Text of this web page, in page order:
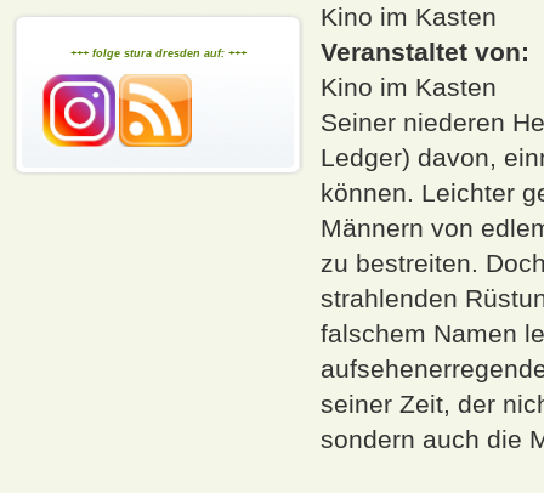
+++ folge stura dresden auf: +++
Kino im Kasten
Veranstaltet von:
Kino im Kasten
Seiner niederen
Ledger) davon,
können. Leichter
Männern von
zu bestreiten.
strahlenden
falschem Namen
seiner Zeit, der
sondern auch die